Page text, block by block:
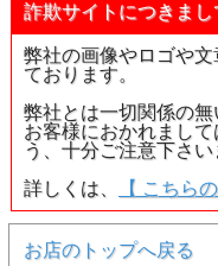
詐欺サイトにつきまし
弊社の画像やロゴや
ております。
弊社とは一切関係の無
お客様におかれまし
う、十分ご注意下さい
詳しくは、
【 こちら
お店のトップへ戻る